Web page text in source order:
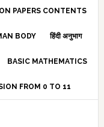
PAPERS CONTENTS
BODY हिंदी अनुभाग
BASIC MATHEMATICS
FROM 0 TO 11